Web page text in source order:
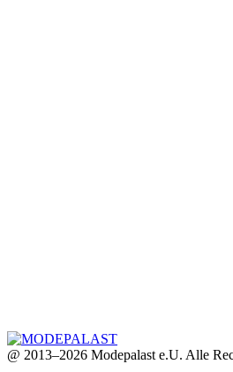
@ 2013–2026 Modepalast e.U. Alle